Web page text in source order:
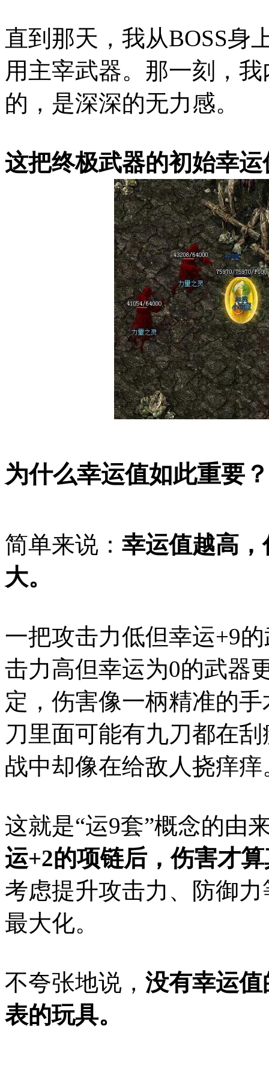
直到那天，我从BOSS身
用主宰武器。那一刻，
的，是深深的无力感。
这把终极武器的初始幸运
为什么幸运值如此重要？
简单来说： 幸运值越高
大。
一把攻击力低但幸运+9
击力高但幸运为0的武器
定，伤害像一柄精准的
刀里面可能有九刀都在
战中却像在给敌人挠痒痒
这就是“运9套”概念的
运+2的项链后，伤害才
考虑提升攻击力、防御
最大化。
不夸张地说， 没有幸运
表的玩具。